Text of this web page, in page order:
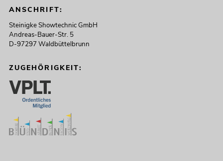
ANSCHRIFT:
Steinigke Showtechnic GmbH
Andreas-Bauer-Str. 5
D-97297 Waldbüttelbrunn
ZUGEHÖRIGKEIT: